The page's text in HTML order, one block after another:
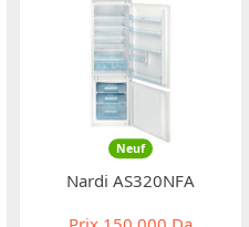
Neuf
Nardi AS320NFA